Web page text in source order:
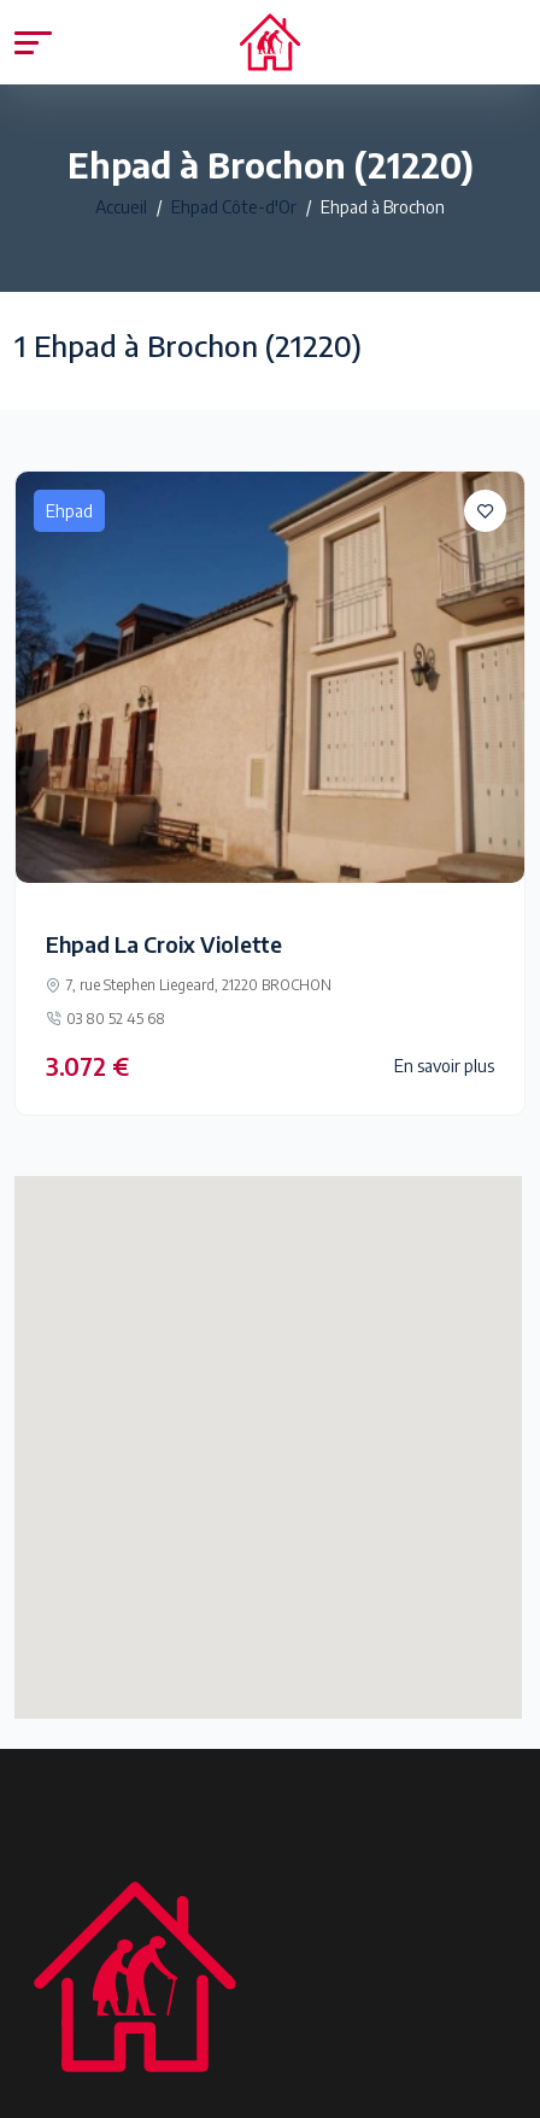
Ehpad à Brochon (21220)
Accueil Ehpad Côte-d'Or Ehpad à Brochon
1 Ehpad à Brochon (21220)
Ehpad
Ehpad La Croix Violette
7, rue Stephen Liegeard, 21220 BROCHON
03 80 52 45 68
3.072 € En savoir plus